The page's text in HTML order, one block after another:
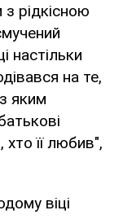
рідкісною
настільки
на те,
яким
хто її любив",
віці